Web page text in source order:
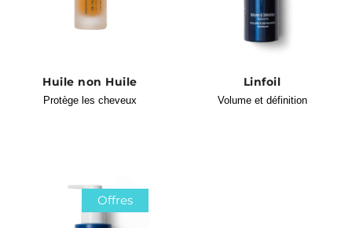
Huile non Huile
Protège les cheveux
Linfoil
Volume et définition
Offres